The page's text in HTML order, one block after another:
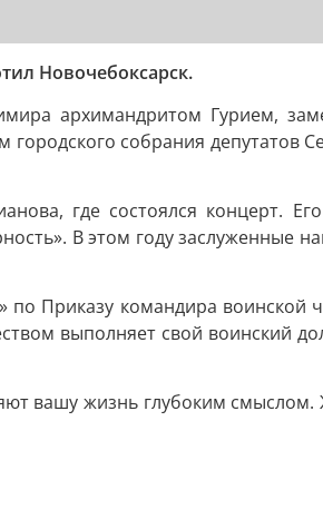
Новочебоксарск.
архимандритом Гурием,
собрания депутатов
где состоялся концерт. Его
В этом году заслуженные
Приказу командира воинской
выполняет свой воинский
вашу жизнь глубоким